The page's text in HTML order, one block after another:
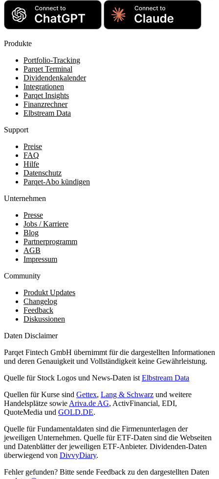
Produkte
Portfolio-Tracking
Parqet Terminal
Dividendenkalender
Integrationen
Parqet Insights
Finanzrechner
Elbstream Data
Support
Preise
FAQ
Hilfe
Datenschutz
Parqet-Abo kündigen
Unternehmen
Presse
Jobs / Karriere
Blog
Partnerprogramm
AGB
Impressum
Community
Produkt Updates
Changelog
Feedback
Diskussionen
Daten Disclaimer
Parqet Fintech GmbH übernimmt für die dargestellten Informationen
und deren Genauigkeit und Vollständigkeit keine Gewährleistung.
Quelle für Stock Logos und News-Daten ist Elbstream Data
Quellen für Kurse sind Gettex, Lang & Schwarz und weitere
Handelsplätze sowie Ariva.de AG, ActivFinancial, EDI,
QuoteMedia und GOLD.DE.
Quelle für Fundamentaldaten sind die Firmenunterlagen der
jeweiligen Unternehmen. Quelle für ETF-Daten sind die Webseiten
und Datenblätter der jeweiligen ETF-Anbieter. Dividenden-Daten
überwiegend von DivvyDiary.
Fehler gefunden? Bitte sende Feedback zu den dargestellten Daten